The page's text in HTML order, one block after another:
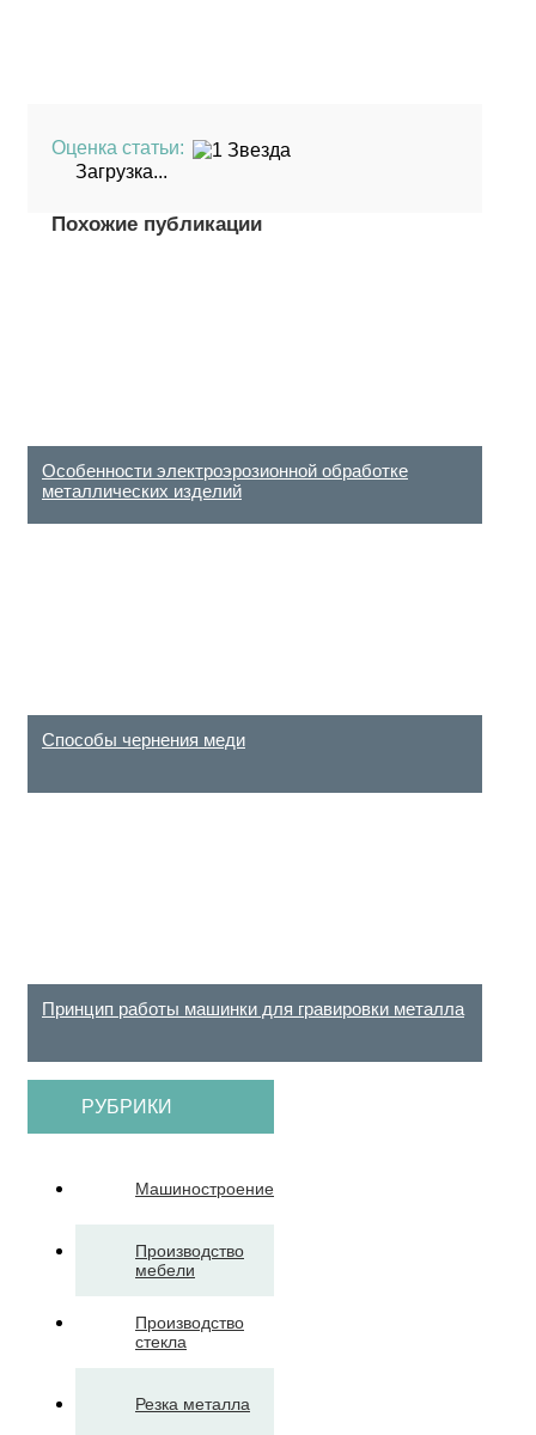
Оценка статьи:
Загрузка...
Похожие публикации
Особенности электроэрозионной обработке
металлических изделий
Способы чернения меди
Принцип работы машинки для гравировки металла
РУБРИКИ
Машиностроение
Производство
мебели
Производство
стекла
Резка металла